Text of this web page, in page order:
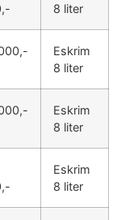
8 liter
Eskrim
8 liter
Eskrim
8 liter
Eskrim
8 liter